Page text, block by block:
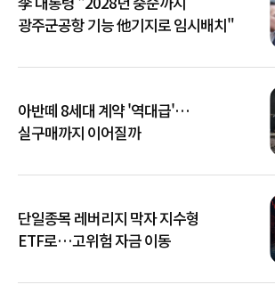
광주군공항 기능 他기지로 임시배치"
아반떼 8세대 계약 '역대급'…
실구매까지 이어질까
단일종목 레버리지 막자 지수형
ETF로…고위험 자금 이동